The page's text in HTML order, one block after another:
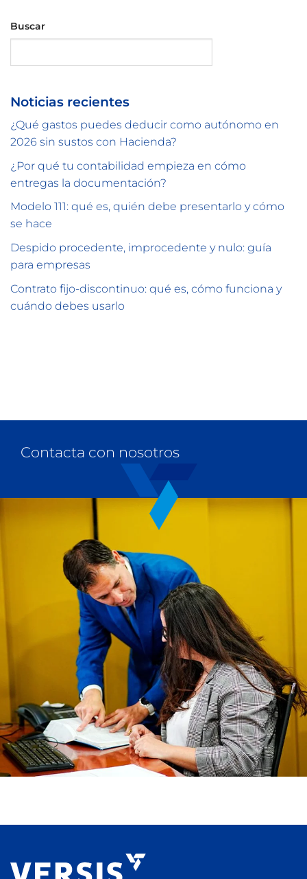
Buscar
Noticias recientes
¿Qué gastos puedes deducir como autónomo en
2026 sin sustos con Hacienda?
¿Por qué tu contabilidad empieza en cómo
entregas la documentación?
Modelo 111: qué es, quién debe presentarlo y cómo
se hace
Despido procedente, improcedente y nulo: guía
para empresas
Contrato fijo-discontinuo: qué es, cómo funciona y
cuándo debes usarlo
Contacta con nosotros